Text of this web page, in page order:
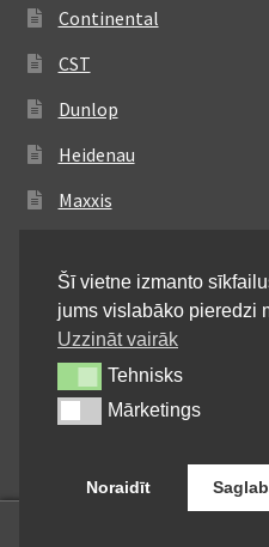
Continental
CST
Dunlop
Heidenau
Maxxis
Michelin
Mitas
Pirelli
Shinko
Šī vietne izmanto
jums vislabāko pieredzi
Uzzināt vairāk
TehnisksTehnisks
MārketingsMārketings
Noraidīt